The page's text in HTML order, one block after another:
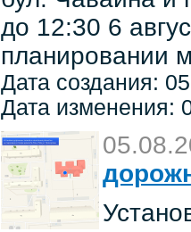
до 12:30 6
планировании
Дата создания:
Дата изменения: